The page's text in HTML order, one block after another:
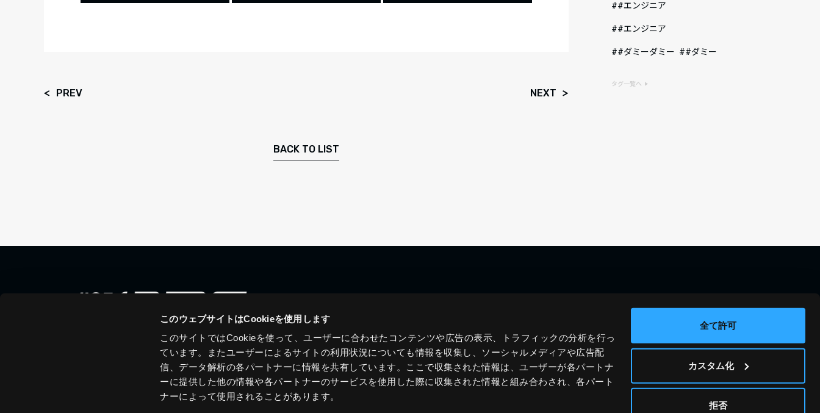
このウェブサイトはCookieを使用します
このサイトではCookieを使って、ユーザーに合わせたコンテンツや広告の表示、トラフィックの分析を行っ
ています。またユーザーによるサイトの利用状況についても情報を収集し、ソーシャルメディアや広告配
信、データ解析の各パートナーに情報を共有しています。ここで収集された情報は、ユーザーが各パートナ
ーに提供した他の情報や各パートナーのサービスを使用した際に収集された情報と組み合わされ、各パート
ナーによって使用されることがあります。
全て許可
カスタム化
拒否
PREV NEXT
BACK TO LIST
#エンジニア
#エンジニア
#ダミーダミー #ダミー
タグ一覧へ
ブログ
ニュース
ホワイトペーパー
問い合わせ
運営会社
プライバシーポリシー
サイトポリシー
© JIG-SAW INC.